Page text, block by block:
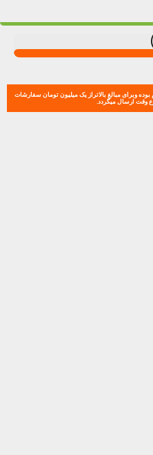
وبرای مبالغ بالاتراز یک میلیون تومان سفارشات
وقت ارسال میگردد.